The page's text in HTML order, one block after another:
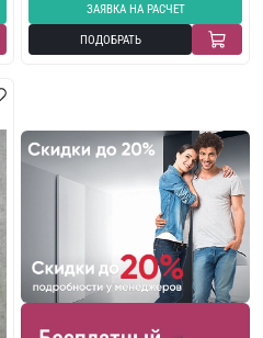
ЗАЯВКА НА РАСЧЕТ
ПОДОБРАТЬ